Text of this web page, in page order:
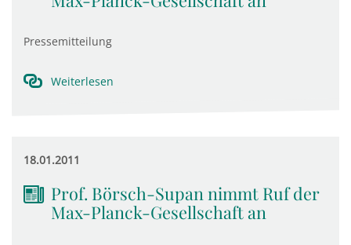
Pressemitteilung
Weiterlesen
18.01.2011
Prof. Börsch-Supan nimmt Ruf der
Max-Planck-Gesellschaft an